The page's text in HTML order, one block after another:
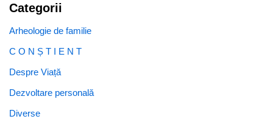
Categorii
Arheologie de familie
C O N Ș T I E N T
Despre Viață
Dezvoltare personală
Diverse